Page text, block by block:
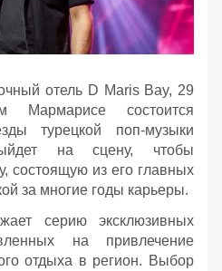
отель D Maris Bay, 29
Мармарисе состоится
турецкой поп-музыки
на сцену, чтобы
состоящую из его главных
за многие годы карьеры.
серию эксклюзивных
на привлечение
отдыха в регион. Выбор